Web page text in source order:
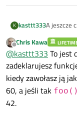
K kasttt333A jeszcze
dlaczego
Offline
Chris Kawa
@kasttt333 To jest
zadeklarujesz
kiedy zawołasz ją
60, a jeśli tak foo()
42.